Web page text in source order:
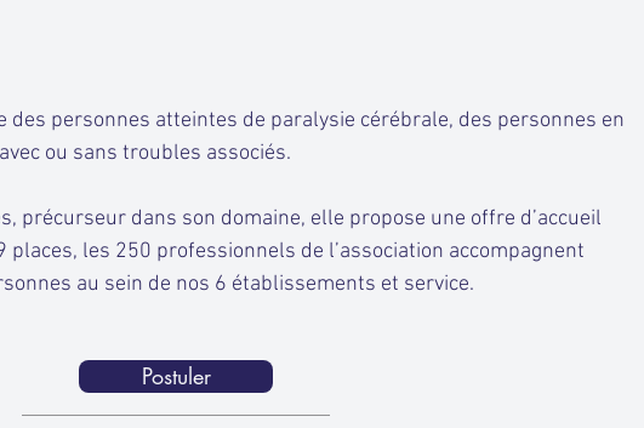
des personnes atteintes de paralysie cérébrale, des personnes en
ou sans troubles associés.
précurseur dans son domaine, elle propose une offre d’accueil
les 250 professionnels de l’association accompagnent
au sein de nos 6 établissements et service.
Postuler